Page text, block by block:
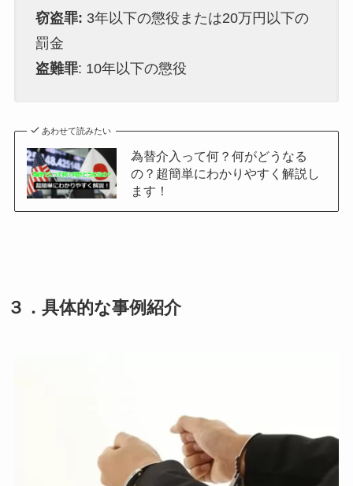
窃盗罪: 3年以下の懲役または20万円以下の
罰金
盗難罪: 10年以下の懲役
あわせて読みたい
為替介入って何？何がどうなる
の？超簡単にわかりやすく解説し
ます！
３．具体的な事例紹介